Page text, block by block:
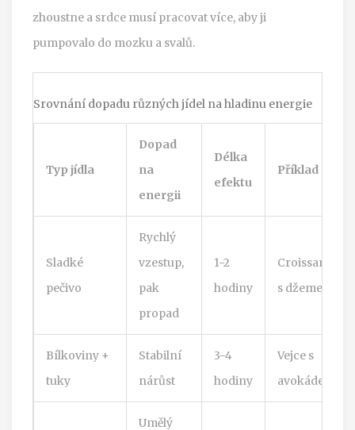
zhoustne a srdce musí pracovat více, aby ji
pumpovalo do mozku a svalů.
Srovnání dopadu různých jídel na hladinu energie
Typ jídla
Dopad
na
energii
Délka
efektu
Příklad
Sladké
pečivo
Rychlý
vzestup,
pak
propad
1-2
hodiny
Croissant
s džemem
Bílkoviny +
tuky
Stabilní
nárůst
3-4
hodiny
Vejce s
avokádem
Umělý